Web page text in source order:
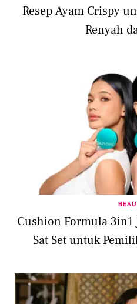
Resep Ayam Crispy
Renyah
Cushion Formula 3in1
Sat Set untuk